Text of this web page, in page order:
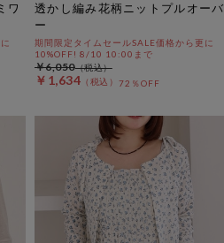
ワ
透かし編み花柄ニットプルオーバ
ー
期間限定タイムセールSALE価格から更に
10%OFF! 8/10 10:00まで
￥1,634 72％OFF
￥6,050